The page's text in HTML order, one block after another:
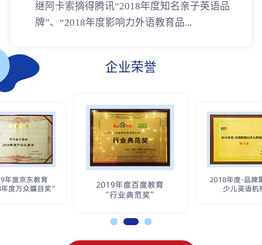
继阿卡索摘得腾讯“2018年度知名亲子英语品
牌”、“2018年度影响力外语教育品...
企业荣誉